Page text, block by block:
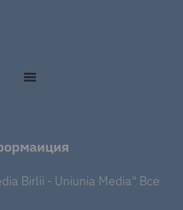
Birlii - Uniunia Media" Все